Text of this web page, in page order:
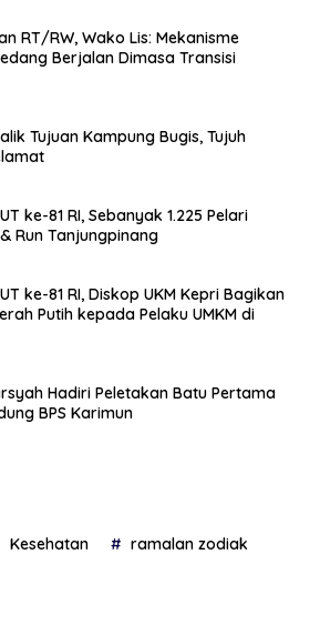
RT/RW, Wako Lis: Mekanisme
Berjalan Dimasa Transisi
Tujuan Kampung Bugis, Tujuh
ke-81 RI, Sebanyak 1.225 Pelari
Run Tanjungpinang
ke-81 RI, Diskop UKM Kepri Bagikan
Putih kepada Pelaku UMKM di
Hadiri Peletakan Batu Pertama
BPS Karimun
Kesehatan ramalan zodiak